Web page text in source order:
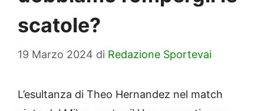
scatole?
19 Marzo 2024 di Redazione Sportevai
L’esultanza di Theo Hernandez nel match